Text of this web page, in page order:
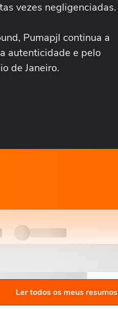
vezes negligenciadas.
Pumapjl continua a
autenticidade e pelo
de Janeiro.
Ler todos os meus resumos